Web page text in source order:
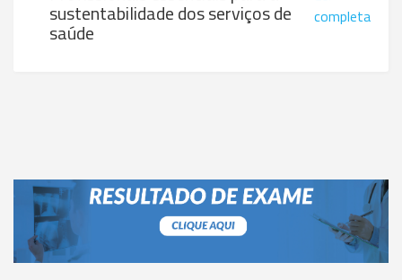
sustentabilidade dos serviços de
saúde
completa